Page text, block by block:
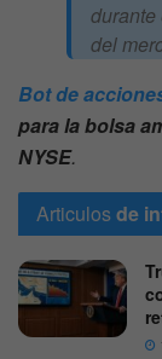
durante
del
Bot de
para la bolsa
NYSE.
Articulosde